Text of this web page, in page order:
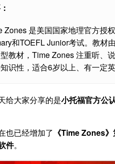
Zones 是美国国家地理官方授
和TOEFL Junior考试。教材
教材，Time Zones 注重听、
识性，适合6岁以上、有一定
给大家分享的是小托福官方公
也已经增加了 《Time Zones
件。